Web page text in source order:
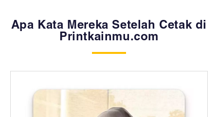
Apa Kata Mereka Setelah Cetak di
Printkainmu.com